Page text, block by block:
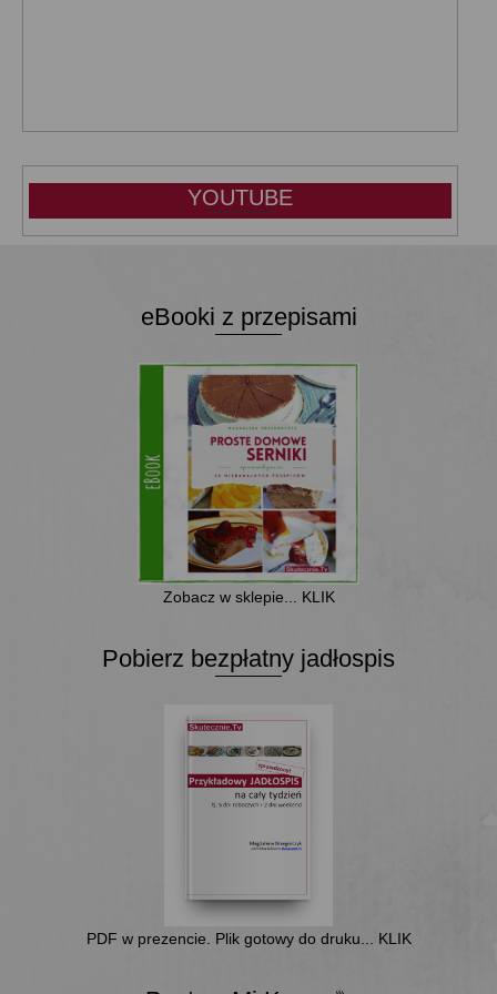
YOUTUBE
eBooki z przepisami
Zobacz w sklepie... KLIK
Pobierz bezpłatny jadłospis
PDF w prezencie. Plik gotowy do druku... KLIK